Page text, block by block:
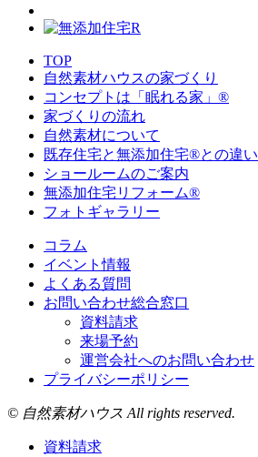
TOP
自然素材ハウスの家づくり
コンセプトは「眠れる家」®
家づくりの流れ
自然素材について
既存住宅と無添加住宅®との違い
ショールームのご案内
無添加住宅リフォーム®
フォトギャラリー
コラム
イベント情報
よくある質問
お問い合わせ総合窓口
資料請求
来場予約
運営会社へのお問い合わせ
プライバシーポリシー
© 自然素材ハウス All rights reserved.
資料請求